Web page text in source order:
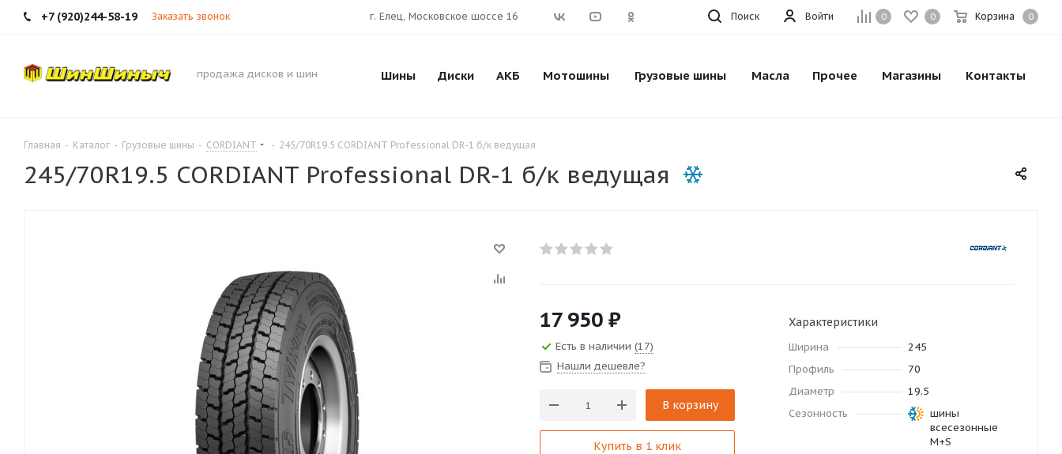
+7 (920)244-58-19 Заказать звонок 0 0 Корзина 0
Войти
г. Елец, Московское шоссе 16 Поиск
продажа дисков и шин Шины Диски АКБ Мотошины Грузовые шины Масла Прочее Магазины Контакты
Главная - Каталог - Грузовые шины - CORDIANT - 245/70R19.5 CORDIANT Professional DR-1 б/к ведущая
245/70R19.5 CORDIANT Professional DR-1 б/к ведущая
17 950 ₽
Есть в наличии (17)
Нашли дешевле?
В корзину
Купить в 1 клик
Характеристики
Ширина
245
Профиль
70
Диаметр
19.5
Сезонность
шины
всесезонные
M+S